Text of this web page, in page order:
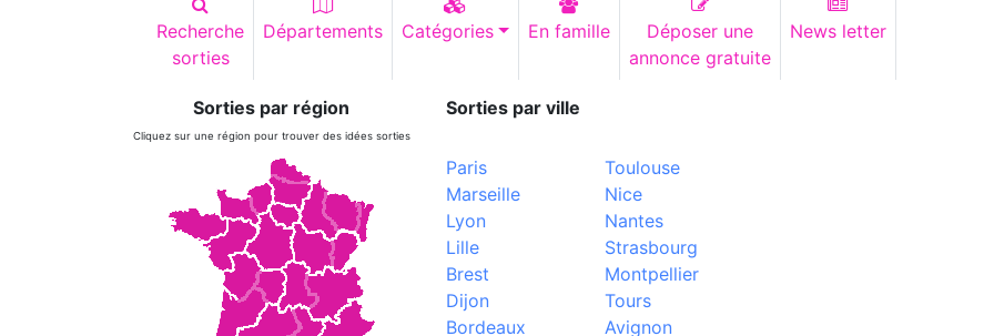
Recherche
sorties
Départements Catégories En famille
Déposer une
annonce gratuite
News letter
Sorties par région
Cliquez sur une région pour trouver des idées sorties
Sorties par ville
Paris
Marseille
Lyon
Lille
Brest
Dijon
Bordeaux
Toulouse
Nice
Nantes
Strasbourg
Montpellier
Tours
Avignon